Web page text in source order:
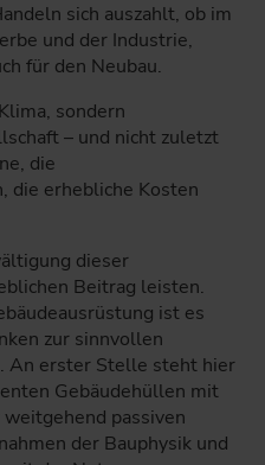
sich auszahlt, ob im
und der Industrie,
für den Neubau.
sondern
– und nicht zuletzt
die
die erhebliche Kosten
dieser
Beitrag leisten.
ist es
zur sinnvollen
An erster Stelle steht hier
Gebäudehüllen mit
passiven
der Bauphysik und